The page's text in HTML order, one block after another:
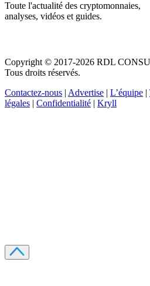
Toute l'actualité des cryptomonnaies,
analyses, vidéos et guides.
Copyright © 2017-2026 RDL
Tous droits réservés.
Contactez-nous | Advertise | L’équipe |
légales | Confidentialité | Kryll